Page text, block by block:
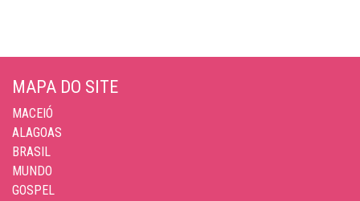
MAPA DO SITE
MACEIÓ
ALAGOAS
BRASIL
MUNDO
GOSPEL